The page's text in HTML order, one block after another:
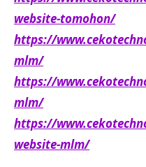
website-tomohon/
https://
mlm/
https://
mlm/
https://
website-mlm/